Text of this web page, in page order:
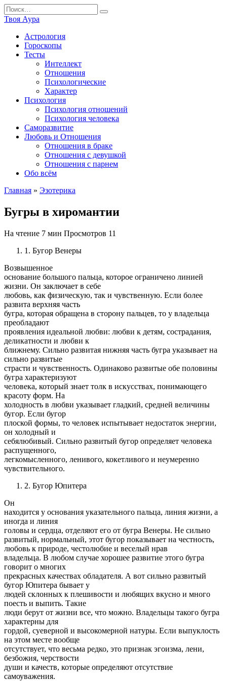
Перейти
к
содержанию
Search
for:
Твоя Аура
Астрология
Гороскопы
Тесты
Интеллект
Отношения
Психологические
Характер
Психология
Психология отношений
Психология человека
Саморазвитие
Любовь и Отношения
Отношения в браке
Отношения с девушкой
Отношения с парнем
Обо всём
Главная » Эзотерика
Бугры в хиромантии
На чтение 7 мин Просмотров 11
1. Бугор Венеры
Возвышенное
основание большого пальца, которое ограничено линией
жизни. Он заключает в себе
любовь, как физическую, так и чувственную. Если более
развита верхняя часть
бугра, которая обращена в сторону пальцев, то у владельца
преобладают
проявления идеальной любви: любви к детям, сострадания,
деликатности и любви к
ближнему. Сильно развитая нижняя часть бугра указывает на
сильно развитые
страсти и чувственность. Одинаково развитые обе половины
бугра характеризуют
человека, который знает толк в искусствах, понимающего
красоту форм. На
холодность в любви указывает гладкий, средней величины
бугор. Если бугор
плоской формы, то человек испытывает недостаток энергии,
он холодный и
себялюбивый. Сильно развитый бугор определяет человека
распущенного,
легкомысленного, ленивого, кокетливого и неумеренно
чувствительного.
2. Бугор Юпитера
Он
находится у основания указательного пальца, линия жизни, а
иногда и линия
головы и сердца, отделяют его от бугра Венеры. Не сильно
развитый, нормальный, этот бугор показывает на честность,
любовь к природе, честолюбие и веселый нрав
владельца. В любом случае хорошее развитие этого бугра
говорит о многих
прекрасных качествах обладателя. А вот сильно развитый
бугор Юпитера бывает у
людей склонных к плешивости и любящих вкусно и много
поесть и выпить. Такие
люди берут от жизни все, что можно. Владельцы такого бугра
характерны для
гордой, суеверной и высокомерной натуры. Если выпуклость
на этом месте вообще
отсутствует, что весьма редко, это признак эгоизма, лени,
безбожия, черствости
души и качеств, которые определяют отсутствие
самоуважения.